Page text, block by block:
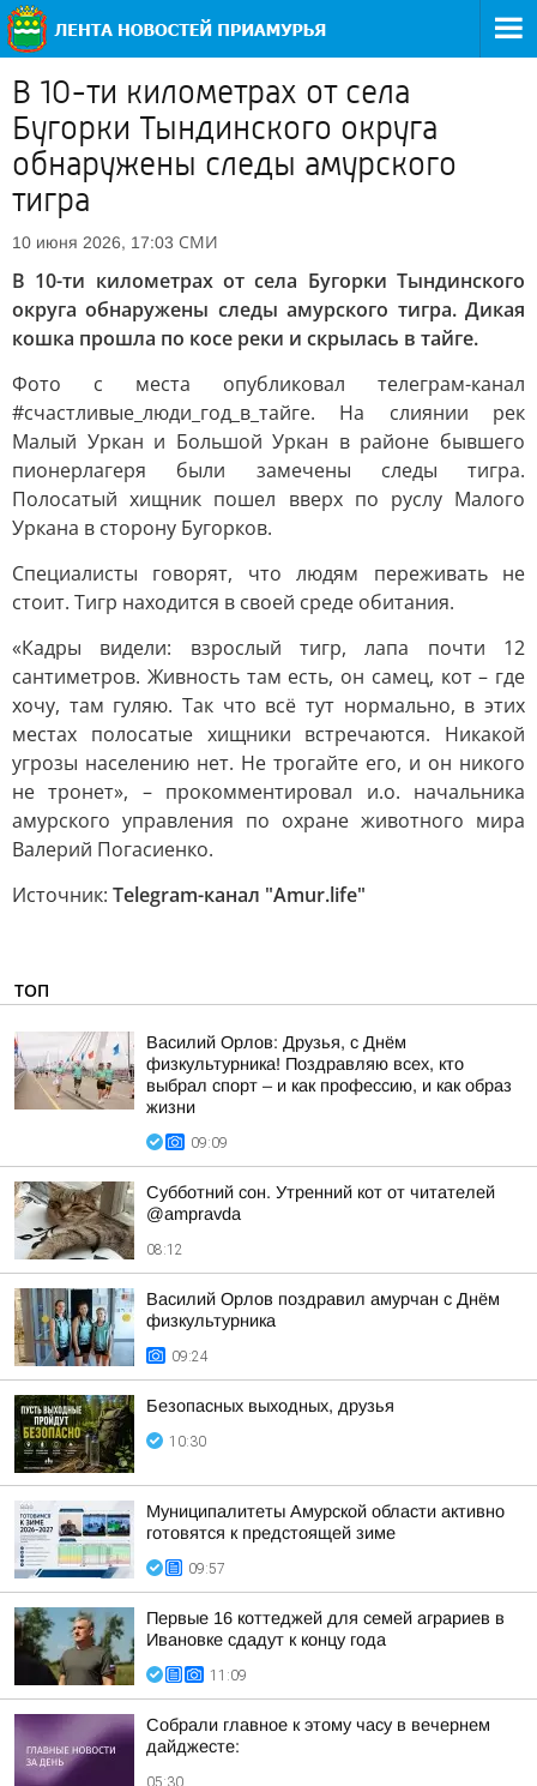
В 10-ти километрах от села
Бугорки Тындинского округа
обнаружены следы амурского
тигра
10 июня 2026, 17:03 СМИ
В 10-ти километрах от села Бугорки Тындинского
округа обнаружены следы амурского тигра. Дикая
кошка прошла по косе реки и скрылась в тайге.
Фото с места опубликовал телеграм-канал
#счастливые_люди_год_в_тайге. На слиянии рек
Малый Уркан и Большой Уркан в районе бывшего
пионерлагеря были замечены следы тигра.
Полосатый хищник пошел вверх по руслу Малого
Уркана в сторону Бугорков.
Специалисты говорят, что людям переживать не
стоит. Тигр находится в своей среде обитания.
«Кадры видели: взрослый тигр, лапа почти 12
сантиметров. Живность там есть, он самец, кот – где
хочу, там гуляю. Так что всё тут нормально, в этих
местах полосатые хищники встречаются. Никакой
угрозы населению нет. Не трогайте его, и он никого
не тронет», – прокомментировал и.о. начальника
амурского управления по охране животного мира
Валерий Погасиенко.
Источник: Telegram-канал "Аmur.life"
ТОП
Василий Орлов: Друзья, с Днём
физкультурника! Поздравляю всех, кто
выбрал спорт – и как профессию, и как образ
жизни
09:09
Субботний сон. Утренний кот от читателей
@ampravda
08:12
Василий Орлов поздравил амурчан с Днём
физкультурника
09:24
Безопасных выходных, друзья
10:30
Муниципалитеты Амурской области активно
готовятся к предстоящей зиме
09:57
Первые 16 коттеджей для семей аграриев в
Ивановке сдадут к концу года
11:09
Собрали главное к этому часу в вечернем
дайджесте:
05:30